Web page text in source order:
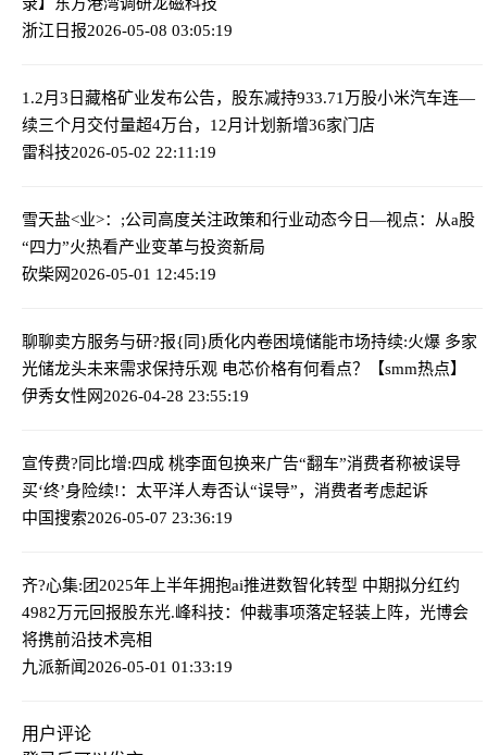
浙江日报2026-05-08 03:05:19
1.2月3日藏格矿业发布公告，股东减持933.71万股小米汽车连—
续三个月交付量超4万台，12月计划新增36家门店
雷科技2026-05-02 22:11:19
雪天盐<业>：;公司高度关注政策和行业动态今日—视点：从a股
“四力”火热看产业变革与投资新局
砍柴网2026-05-01 12:45:19
聊聊卖方服务与研?报{同}质化内卷困境储能市场持续:火爆 多家
光储龙头未来需求保持乐观 电芯价格有何看点？【smm热点】
伊秀女性网2026-04-28 23:55:19
宣传费?同比增:四成 桃李面包换来广告“翻车”消费者称被误导
买‘终’身险续!：太平洋人寿否认“误导”，消费者考虑起诉
中国搜索2026-05-07 23:36:19
齐?心集:团2025年上半年拥抱ai推进数智化转型 中期拟分红约
4982万元回报股东光.峰科技：仲裁事项落定轻装上阵，光博会
将携前沿技术亮相
九派新闻2026-05-01 01:33:19
用户评论